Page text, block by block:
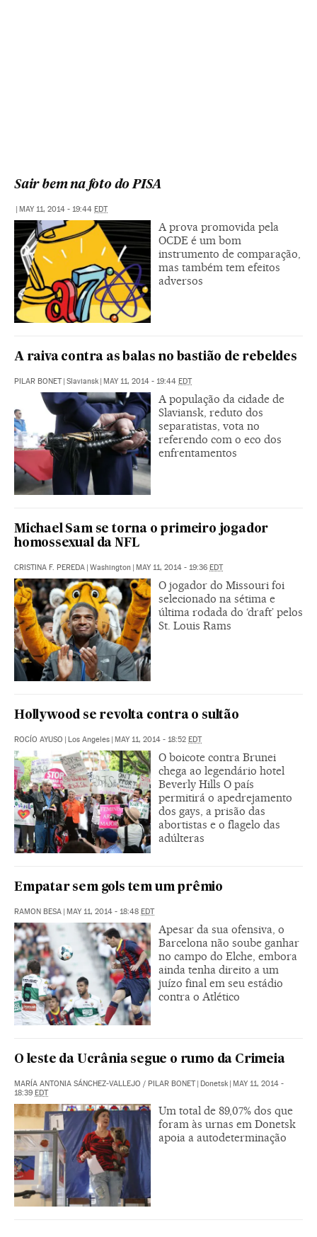
Sair bem na foto do PISA
MAY 11, 2014 - 19:44 EDT
A prova promovida pela
OCDE é um bom
instrumento de comparação,
mas também tem efeitos
adversos
A raiva contra as balas no bastião de rebeldes
PILAR BONET Slaviansk MAY 11, 2014 - 19:44 EDT
A população da cidade de
Slaviansk, reduto dos
separatistas, vota no
referendo com o eco dos
enfrentamentos
Michael Sam se torna o primeiro jogador
homossexual da NFL
CRISTINA F. PEREDA | Washington | MAY 11, 2014 - 19:36 EDT
O jogador do Missouri foi
selecionado na sétima e
última rodada do ‘draft’ pelos
St. Louis Rams
Hollywood se revolta contra o sultão
ROCÍO AYUSO | Los Angeles | MAY 11, 2014 - 18:52 EDT
O boicote contra Brunei
chega ao legendário hotel
Beverly Hills O país
permitirá o apedrejamento
dos gays, a prisão das
abortistas e o flagelo das
adúlteras
Empatar sem gols tem um prêmio
RAMON BESA | MAY 11, 2014 - 18:48 EDT
Apesar da sua ofensiva, o
Barcelona não soube ganhar
no campo do Elche, embora
ainda tenha direito a um
juízo final em seu estádio
contra o Atlético
O leste da Ucrânia segue o rumo da Crimeia
MARÍA ANTONIA SÁNCHEZ-VALLEJO / PILAR BONET | Donetsk | MAY 11, 2014 -
18:39 EDT
Um total de 89,07% dos que
foram às urnas em Donetsk
apoia a autodeterminação